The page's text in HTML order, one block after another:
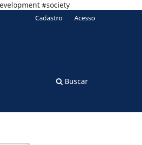
#society
Buscar
Cadastro Acesso